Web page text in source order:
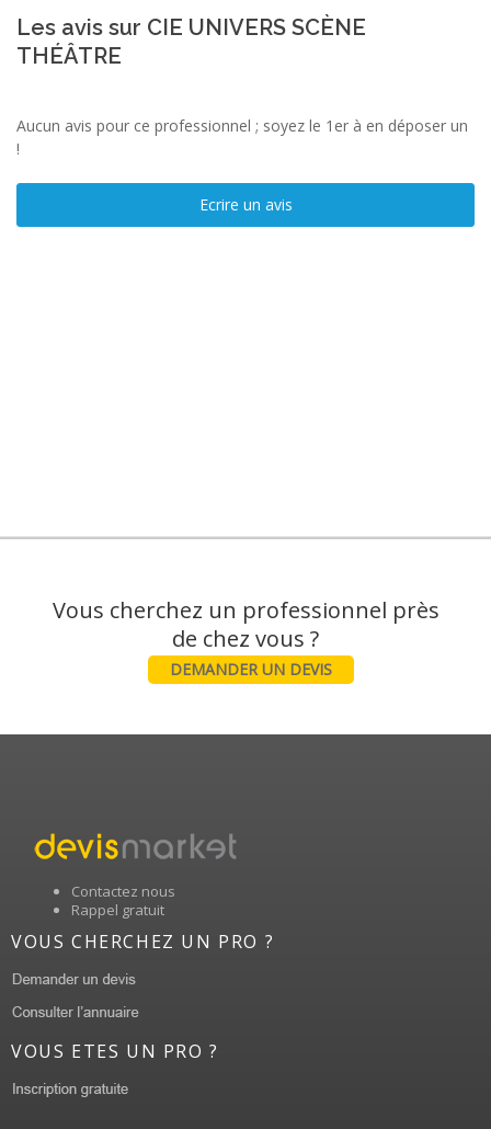
Les avis sur CIE UNIVERS SCÈNE
THÉÂTRE
Aucun avis pour ce professionnel ; soyez le 1er à en déposer un
!
Ecrire un avis
Vous cherchez un professionnel près
DEMANDER UN DEVIS
Contactez nous
Rappel gratuit
VOUS CHERCHEZ UN PRO ?
VOUS ETES UN PRO ?